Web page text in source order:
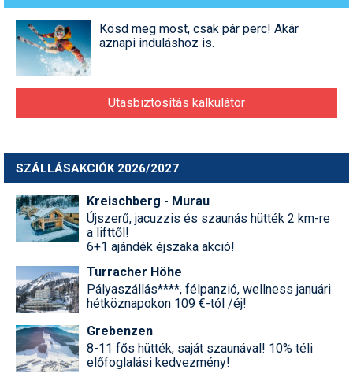
Kösd meg most, csak pár perc! Akár
aznapi induláshoz is.
Utasbiztosítás kalkulátor
SZÁLLÁSAKCIÓK 2026/2027
Kreischberg - Murau
Újszerű, jacuzzis és szaunás hütték 2 km-re
a lifttől!
6+1 ajándék éjszaka akció!
Turracher Höhe
Pályaszállás****, félpanzió, wellness januári
hétköznapokon 109 €-tól /éj!
Grebenzen
8-11 fős hütték, saját szaunával! 10% téli
előfoglalási kedvezmény!